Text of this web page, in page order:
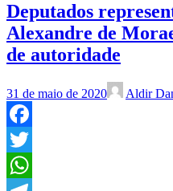
Deputados
Alexandre de
de autoridade
31 de maio de 2020 Aldir
Facebook
Twitter